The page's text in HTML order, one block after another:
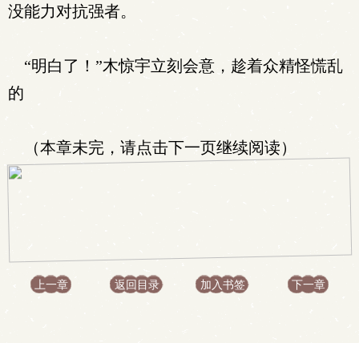
没能力对抗强者。
“明白了！”木惊宇立刻会意，趁着众精怪慌乱
的
（本章未完，请点击下一页继续阅读）
上一章 返回目录 加入书签 下一章